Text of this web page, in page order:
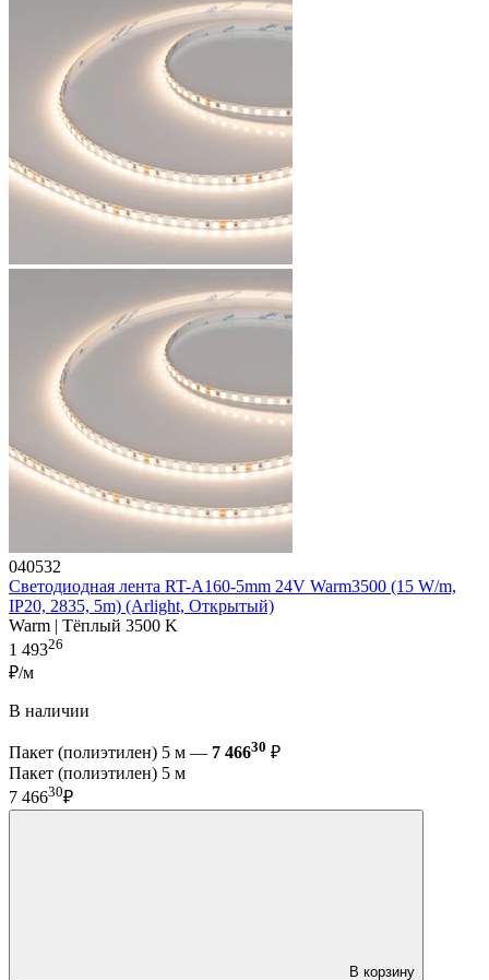
040532
Светодиодная лента RT-A160-5mm 24V Warm3500 (15 W/m,
IP20, 2835, 5m) (Arlight, Открытый)
Warm | Тёплый 3500 K
1 49326
₽/м
В наличии
Пакет (полиэтилен) 5 м — 7 46630 ₽
Пакет (полиэтилен) 5 м
7 46630₽
В корзину